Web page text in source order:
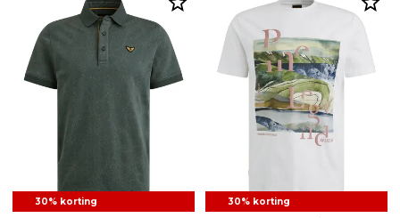
30% korting 30% korting